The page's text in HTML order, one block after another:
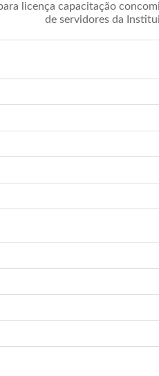
licença capacitação
de servidores da